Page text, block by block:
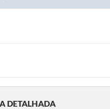
DETALHADA